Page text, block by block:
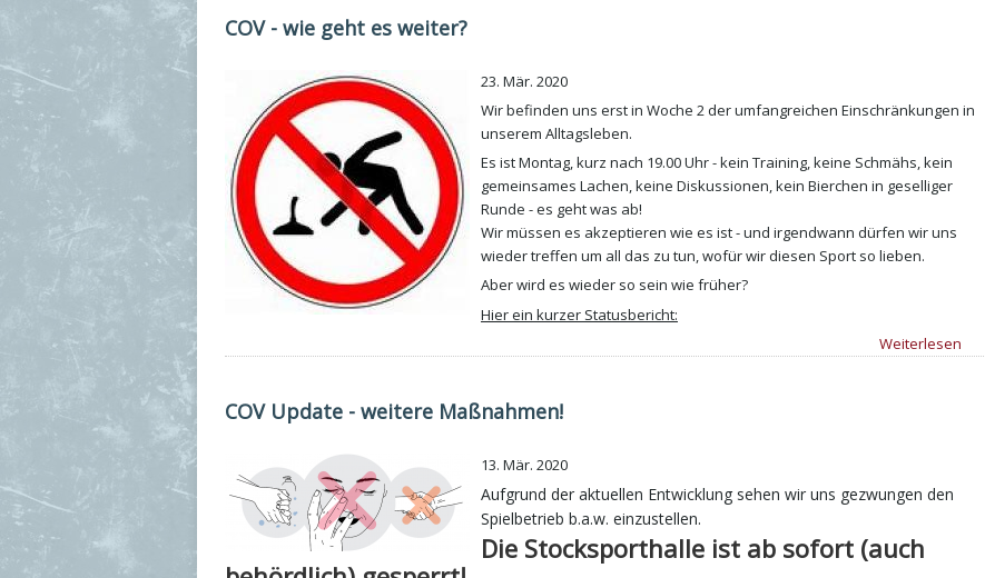
COV - wie geht es weiter?
23. Mär. 2020
Wir befinden uns erst in Woche 2 der umfangreichen Einschränkungen in
unserem Alltagsleben.
Es ist Montag, kurz nach 19.00 Uhr - kein Training, keine Schmähs, kein
gemeinsames Lachen, keine Diskussionen, kein Bierchen in geselliger
Runde - es geht was ab!
Wir müssen es akzeptieren wie es ist - und irgendwann dürfen wir uns
wieder treffen um all das zu tun, wofür wir diesen Sport so lieben.
Aber wird es wieder so sein wie früher?
Hier ein kurzer Statusbericht:
Weiterlesen
COV Update - weitere Maßnahmen!
13. Mär. 2020
Aufgrund der aktuellen Entwicklung sehen wir uns gezwungen den
Spielbetrieb b.a.w. einzustellen.
Die Stocksporthalle ist ab sofort (auch